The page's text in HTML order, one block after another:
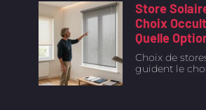
Store
Choix
Quelle
Choix de
guident le